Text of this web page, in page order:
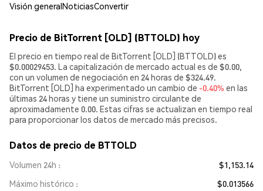
Visión generalNoticiasConvertir
Precio de BitTorrent [OLD] (BTTOLD) hoy
El precio en tiempo real de BitTorrent [OLD] (BTTOLD) es
$0.00029453. La capitalización de mercado actual es de $0.00,
con un volumen de negociación en 24 horas de $324.49.
BitTorrent [OLD] ha experimentado un cambio de -0.40% en las
últimas 24 horas y tiene un suministro circulante de
aproximadamente 0.00. Estas cifras se actualizan en tiempo real
para proporcionar los datos de mercado más precisos.
Datos de precio de BTTOLD
Volumen 24h
$1,153.14
Máximo histórico
$0.013566